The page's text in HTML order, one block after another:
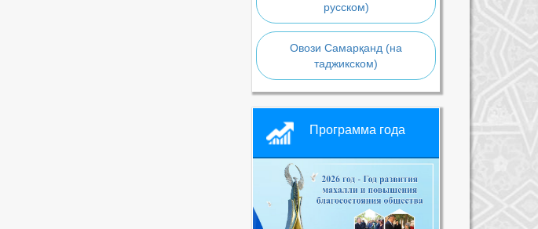
русском)
Овози Самарқанд (на
таджикском)
Программа года